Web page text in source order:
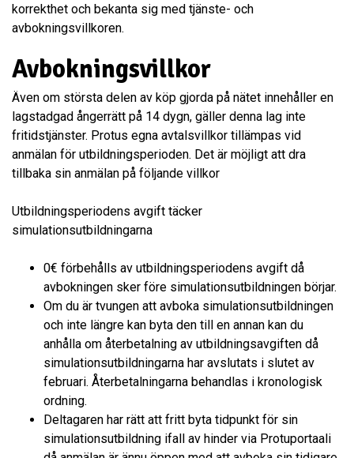
korrekthet och bekanta sig med tjänste- och
avbokningsvillkoren.
Avbokningsvillkor
Även om största delen av köp gjorda på nätet innehåller en
lagstadgad ångerrätt på 14 dygn, gäller denna lag inte
fritidstjänster. Protus egna avtalsvillkor tillämpas vid
anmälan för utbildningsperioden. Det är möjligt att dra
tillbaka sin anmälan på följande villkor
Utbildningsperiodens avgift täcker
simulationsutbildningarna
0€ förbehålls av utbildningsperiodens avgift då
avbokningen sker före simulationsutbildningen börjar.
Om du är tvungen att avboka simulationsutbildningen
och inte längre kan byta den till en annan kan du
anhålla om återbetalning av utbildningsavgiften då
simulationsutbildningarna har avslutats i slutet av
februari. Återbetalningarna behandlas i kronologisk
ordning.
Deltagaren har rätt att fritt byta tidpunkt för sin
simulationsutbildning ifall av hinder via Protuportaali